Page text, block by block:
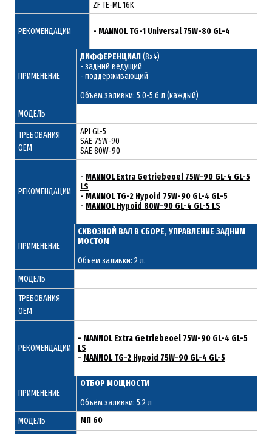
ZF TE-ML 16K
РЕКОМЕНДАЦИИ - MANNOL TG-1 Universal 75W-80 GL-4
ПРИМЕНЕНИЕ
ДИФФЕРЕНЦИАЛ(8x4)
- задний ведущий
- поддерживающий
Объём заливки: 5.0-5.6 л (каждый)
МОДЕЛЬ
ТРЕБОВАНИЯ
ОЕМ
API GL-5
SAE 75W-90
SAE 80W-90
РЕКОМЕНДАЦИИ
- MANNOL Extra Getriebeoel 75W-90 GL-4 GL-5
LS
- MANNOL TG-2 Hypoid 75W-90 GL-4 GL-5
- MANNOL Hypoid 80W-90 GL-4 GL-5 LS
ПРИМЕНЕНИЕ
СКВОЗНОЙ ВАЛ В СБОРЕ, УПРАВЛЕНИЕ ЗАДНИМ
МОСТОМ
Объём заливки: 2 л.
МОДЕЛЬ
ТРЕБОВАНИЯ
ОЕМ
РЕКОМЕНДАЦИИ
- MANNOL Extra Getriebeoel 75W-90 GL-4 GL-5
LS
- MANNOL TG-2 Hypoid 75W-90 GL-4 GL-5
ПРИМЕНЕНИЕ
ОТБОР МОЩНОСТИ
Объём заливки: 5.2 л
МОДЕЛЬ
МП 60